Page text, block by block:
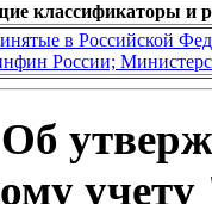
классификаторы и
в Российской
России;